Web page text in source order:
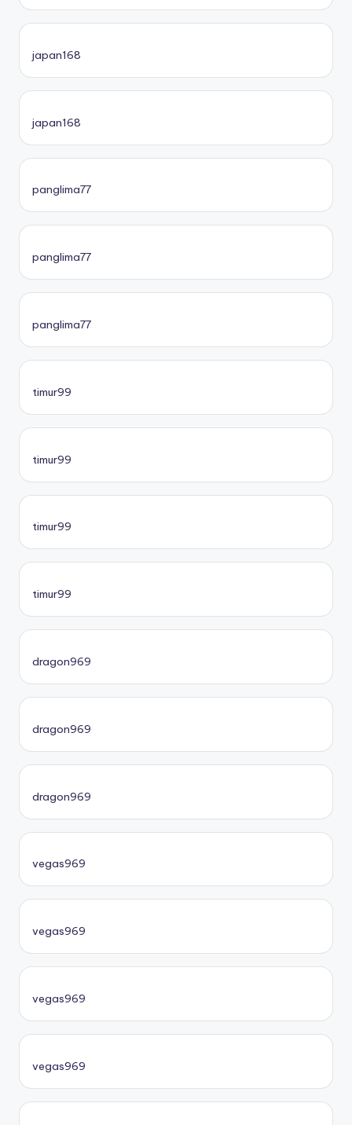
japan168
japan168
panglima77
panglima77
panglima77
timur99
timur99
timur99
timur99
dragon969
dragon969
dragon969
vegas969
vegas969
vegas969
vegas969